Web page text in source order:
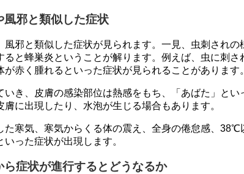
風邪と類似した症状
風邪と類似した症状が見られます。一見、虫刺されの
ると蜂巣炎ということが解ります。例えば、虫に刺
が赤く腫れるといった症状が見られることがあります。
いき、皮膚の感染部位は熱感をもち、「あばた」と
膚に出現したり、水泡が生じる場合もあります。
た寒気、寒気からくる体の震え、全身の倦怠感、38℃
いった症状が出現します。
ら症状が進行するとどうなるか